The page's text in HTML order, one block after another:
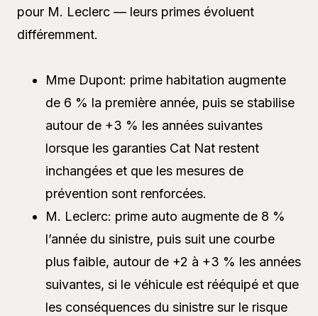
pour M. Leclerc — leurs primes évoluent
différemment.
Mme Dupont: prime habitation augmente
de 6 % la première année, puis se stabilise
autour de +3 % les années suivantes
lorsque les garanties Cat Nat restent
inchangées et que les mesures de
prévention sont renforcées.
M. Leclerc: prime auto augmente de 8 %
l’année du sinistre, puis suit une courbe
plus faible, autour de +2 à +3 % les années
suivantes, si le véhicule est rééquipé et que
les conséquences du sinistre sur le risque